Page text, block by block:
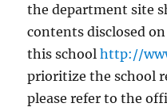
the department site
contents disclosed
this schoolhttp://
prioritize the school
please refer to the